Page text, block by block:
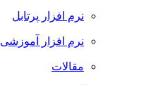
نرم افزار پرتابل
نرم افزار آموزشی
مقالات